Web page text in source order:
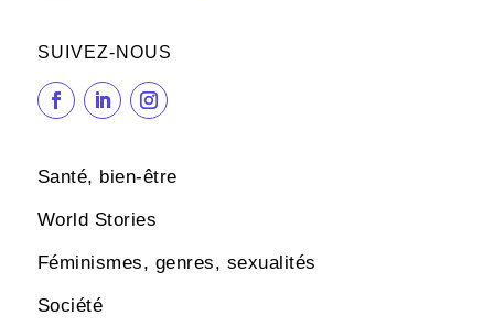
SUIVEZ-NOUS
Santé, bien-être
World Stories
Féminismes, genres, sexualités
Société